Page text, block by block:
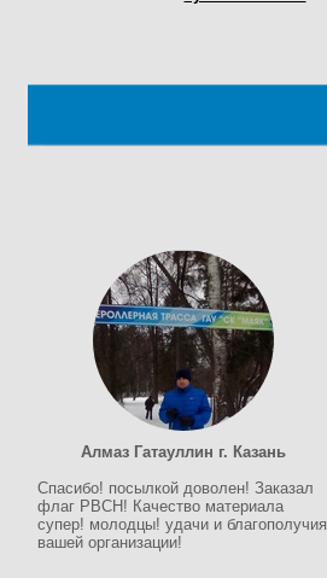
Алмаз Гатауллин г. Казань
Спасибо! посылкой доволен! Заказал
флаг РВСН! Качество материала
супер! молодцы! удачи и благополучия
вашей организации!